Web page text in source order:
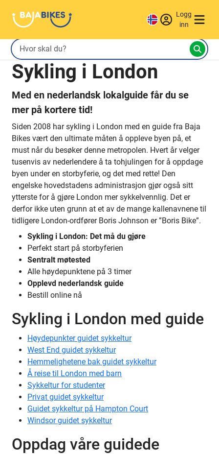
Logg
inn
Sykling i London
Med en nederlandsk lokalguide får du se
mer på kortere tid!
Siden 2008 har sykling i London med en guide fra Baja
Bikes vært den ultimate måten å oppleve byen på, et
must når du besøker denne metropolen. Hvert år velger
tusenvis av nederlendere å ta tohjulingen for å oppdage
byen under en storbyferie, og det med rette! Den
engelske hovedstadens administrasjon gjør også sitt
ytterste for å gjøre London mer sykkelvennlig. Det er
derfor ikke uten grunn at et av de mange kallenavnene til
tidligere London-ordfører Boris Johnson er ”Boris Bike”.
Sykling i London: Det må du gjøre
Perfekt start på storbyferien
Sentralt møtested
Alle høydepunktene på 3 timer
Opplevd nederlandsk guide
Bestill online nå
Sykling i London med guide
Høydepunkter guidet sykkeltur
West End guidet sykkeltur
Hemmelighetene bak guidet sykkeltur
Å reise til London med barn
Sykkeltur for studenter
Privat guidet sykkeltur
Guidet sykkeltur på Hampton Court
Windsor guidet sykkeltur
Oppdag våre guidede